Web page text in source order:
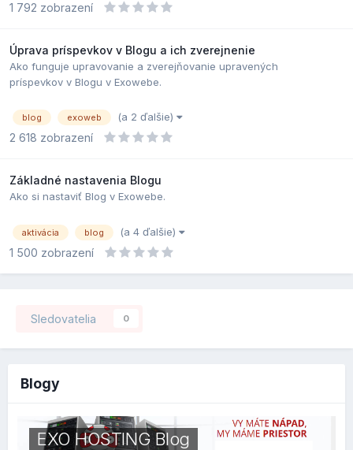
1 792 zobrazení
Úprava príspevkov v Blogu a ich zverejnenie
Ako funguje upravovanie a zverejňovanie upravených
príspevkov v Blogu v Exowebe.
blog exoweb (a 2 ďalšie)
2 618 zobrazení
Základné nastavenia Blogu
Ako si nastaviť Blog v Exowebe.
aktivácia blog (a 4 ďalšie)
1 500 zobrazení
Sledovatelia 0
Blogy
EXO HOSTING Blog